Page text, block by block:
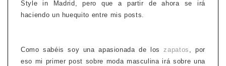
Style in Madrid, pero que a partir de ahora se irá
haciendo un huequito entre mis posts.
Como sabéis soy una apasionada de loszapatos , por
eso mi primer post sobre moda masculina irá sobre una